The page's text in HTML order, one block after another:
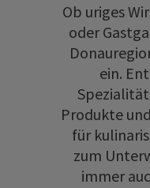
Ob uriges
oder
ein.
Produkte
für
zum
immer